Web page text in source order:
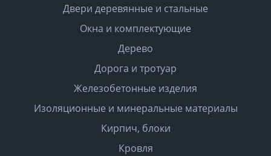
Двери деревянные и стальные
Окна и комплектующие
Дерево
Дорога и тротуар
Железобетонные изделия
Изоляционные и минеральные материалы
Кирпич, блоки
Кровля